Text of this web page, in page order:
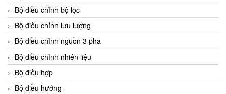
Bộ điều chỉnh bộ lọc
Bộ điều chỉnh lưu lượng
Bộ điều chỉnh nguồn 3 pha
Bộ điều chỉnh nhiên liệu
Bộ điều hợp
Bộ điều hướng